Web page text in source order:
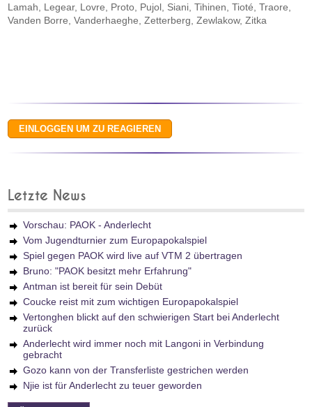
Lamah, Legear, Lovre, Proto, Pujol, Siani, Tihinen, Tioté, Traore,
Vanden Borre, Vanderhaeghe, Zetterberg, Zewlakow, Zitka
Letzte News
Vorschau: PAOK - Anderlecht
Vom Jugendturnier zum Europapokalspiel
Spiel gegen PAOK wird live auf VTM 2 übertragen
Bruno: "PAOK besitzt mehr Erfahrung"
Antman ist bereit für sein Debüt
Coucke reist mit zum wichtigen Europapokalspiel
Vertonghen blickt auf den schwierigen Start bei Anderlecht
zurück
Anderlecht wird immer noch mit Langoni in Verbindung
gebracht
Gozo kann von der Transferliste gestrichen werden
Njie ist für Anderlecht zu teuer geworden